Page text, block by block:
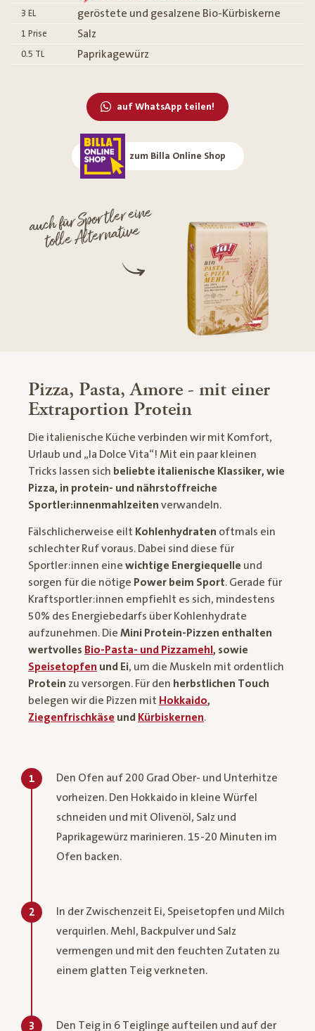
3 EL geröstete und gesalzene Bio-Kürbiskerne
1 Prise Salz
0.5 TL Paprikagewürz
auf WhatsApp teilen!
zum Billa Online Shop
auch für Sportler eine
tolle Alternative
Pizza, Pasta, Amore - mit einer
Extraportion Protein
Die italienische Küche verbinden wir mit Komfort,
Urlaub und „la Dolce Vita“! Mit ein paar kleinen
Tricks lassen sich beliebte italienische Klassiker, wie
Pizza, in protein- und nährstoffreiche
Sportler:innenmahlzeiten verwandeln.
Fälschlicherweise eilt Kohlenhydraten oftmals ein
schlechter Ruf voraus. Dabei sind diese für
Sportler:innen eine wichtige Energiequelle und
sorgen für die nötige Power beim Sport. Gerade für
Kraftsportler:innen empfiehlt es sich, mindestens
50% des Energiebedarfs über Kohlenhydrate
aufzunehmen. Die Mini Protein-Pizzen enthalten
wertvolles Bio-Pasta- und Pizzamehl, sowie
Speisetopfen und Ei, um die Muskeln mit ordentlich
Protein zu versorgen. Für den herbstlichen Touch
belegen wir die Pizzen mit Hokkaido,
Ziegenfrischkäse und Kürbiskernen.
1
Den Ofen auf 200 Grad Ober- und Unterhitze
vorheizen. Den Hokkaido in kleine Würfel
schneiden und mit Olivenöl, Salz und
Paprikagewürz marinieren. 15-20 Minuten im
Ofen backen.
2
In der Zwischenzeit Ei, Speisetopfen und Milch
verquirlen. Mehl, Backpulver und Salz
vermengen und mit den feuchten Zutaten zu
einem glatten Teig verkneten.
3 Den Teig in 6 Teiglinge aufteilen und auf der